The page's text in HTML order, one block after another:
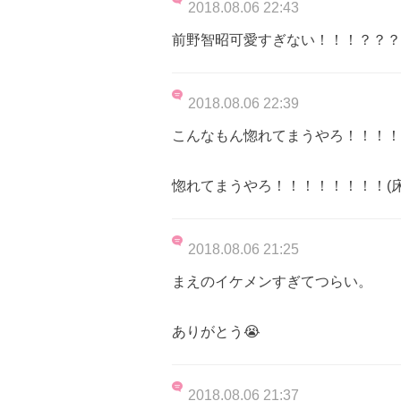
2018.08.06 22:43
前野智昭可愛すぎない！！！？？
2018.08.06 22:39
こんなもん惚れてまうやろ！！！！
惚れてまうやろ！！！！！！！！(
2018.08.06 21:25
まえのイケメンすぎてつらい。
ありがとう😭
2018.08.06 21:37